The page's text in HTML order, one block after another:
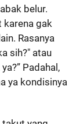
belur.
karena gak
Rasanya
sih?" atau
Padahal,
ya kondisinya